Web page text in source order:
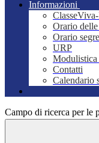
Informazioni
Orario
Orario
URP
Modulistica
Contatti
Calendario
Campo di ricerca per le